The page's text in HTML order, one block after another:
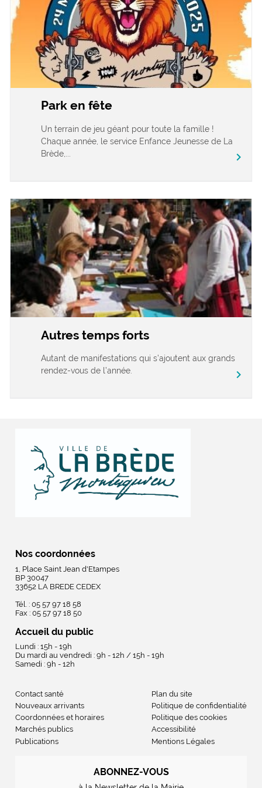
Park en fête
Un terrain de jeu géant pour toute la famille !
Chaque année, le service Enfance Jeunesse de La
Brède,...
chevron_right
Autres temps forts
Autant de manifestations qui s’ajoutent aux grands
rendez-vous de l’année.
chevron_right
Nos coordonnées
1, Place Saint Jean d'Etampes
BP 30047
33652 LA BREDE CEDEX
Tél. : 05 57 97 18 58
Fax : 05 57 97 18 50
Accueil du public
Lundi : 15h - 19h
Du mardi au vendredi : 9h - 12h / 15h - 19h
Samedi : 9h - 12h
Contact santé
Nouveaux arrivants
Coordonnées et horaires
Marchés publics
Publications
Plan du site
Politique de confidentialité
Politique des cookies
Accessibilité
Mentions Légales
ABONNEZ-VOUS